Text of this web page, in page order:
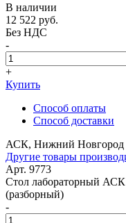
В наличии
12 522 руб.
Без НДС
-
+
Купить
Способ оплаты
Способ доставки
АСК, Нижний Новгород
Другие товары
Арт. 9773
Стол лабораторный
(разборный)
-